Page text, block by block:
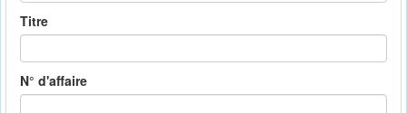
Titre
N° d'affaire